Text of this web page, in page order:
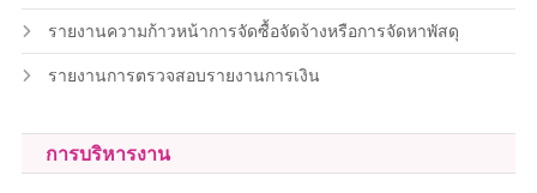
รายงานความก้าวหน้าการจัดซื้อจัดจ้างหรือการจัดหาพัสดุ
รายงานการตรวจสอบรายงานการเงิน
การบริหารงาน